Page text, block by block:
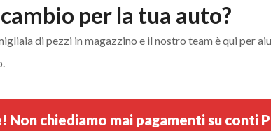
per la tua auto?
di pezzi in magazzino e il nostro team è qui per
Non chiediamo mai pagamenti su conti